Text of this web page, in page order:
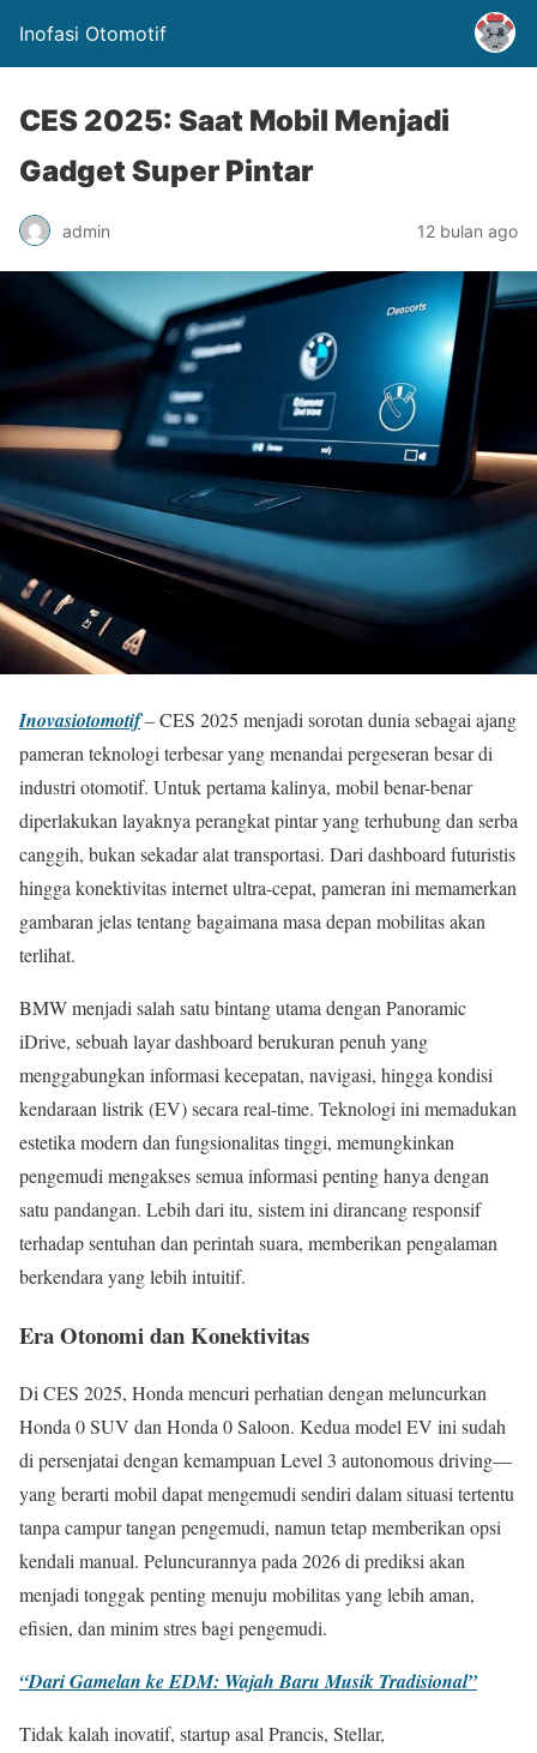
Inofasi Otomotif
CES 2025: Saat Mobil Menjadi
Gadget Super Pintar
admin 12 bulan ago
Inovasiotomotif– CES 2025 menjadi sorotan dunia sebagai ajang
pameran teknologi terbesar yang menandai pergeseran besar di
industri otomotif. Untuk pertama kalinya, mobil benar-benar
diperlakukan layaknya perangkat pintar yang terhubung dan serba
canggih, bukan sekadar alat transportasi. Dari dashboard futuristis
hingga konektivitas internet ultra-cepat, pameran ini memamerkan
gambaran jelas tentang bagaimana masa depan mobilitas akan
terlihat.
BMW menjadi salah satu bintang utama dengan Panoramic
iDrive, sebuah layar dashboard berukuran penuh yang
menggabungkan informasi kecepatan, navigasi, hingga kondisi
kendaraan listrik (EV) secara real-time. Teknologi ini memadukan
estetika modern dan fungsionalitas tinggi, memungkinkan
pengemudi mengakses semua informasi penting hanya dengan
satu pandangan. Lebih dari itu, sistem ini dirancang responsif
terhadap sentuhan dan perintah suara, memberikan pengalaman
berkendara yang lebih intuitif.
Era Otonomi dan Konektivitas
Di CES 2025, Honda mencuri perhatian dengan meluncurkan
Honda 0 SUV dan Honda 0 Saloon. Kedua model EV ini sudah
di persenjatai dengan kemampuan Level 3 autonomous driving—
yang berarti mobil dapat mengemudi sendiri dalam situasi tertentu
tanpa campur tangan pengemudi, namun tetap memberikan opsi
kendali manual. Peluncurannya pada 2026 di prediksi akan
menjadi tonggak penting menuju mobilitas yang lebih aman,
efisien, dan minim stres bagi pengemudi.
“Dari Gamelan ke EDM: Wajah Baru Musik Tradisional”
Tidak kalah inovatif, startup asal Prancis, Stellar,